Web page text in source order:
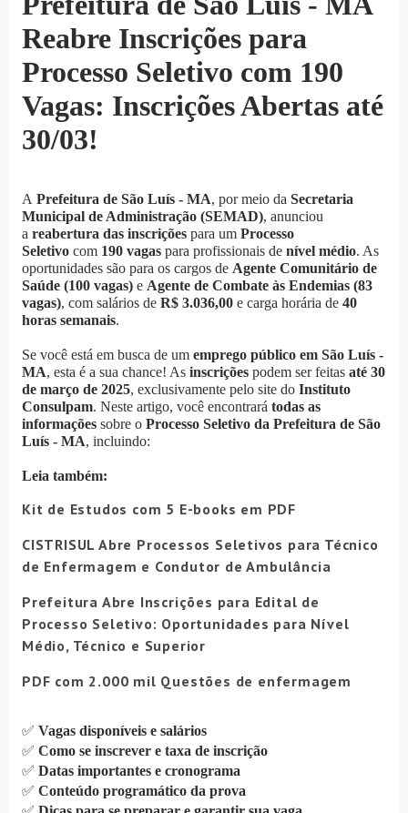
Reabre Inscrições para
Processo Seletivo com 190
Vagas: Inscrições Abertas até
30/03!
A Prefeitura de São Luís - MA, por meio da Secretaria
Municipal de Administração (SEMAD), anunciou
a reabertura das inscriçõespara um Processo
Seletivocom 190 vagaspara profissionais de nível médio. As
oportunidades são para os cargos de Agente Comunitário de
Saúde (100 vagas)e Agente de Combate às Endemias (83
vagas), com salários de R$ 3.036,00e carga horária de 40
horas semanais.
Se você está em busca de um emprego público em São Luís -
MA, esta é a sua chance! As inscriçõespodem ser feitas até 30
de março de 2025, exclusivamente pelo site do Instituto
Consulpam. Neste artigo, você encontrará todas as
informaçõessobre o Processo Seletivo da Prefeitura de São
Luís - MA, incluindo:
Leia também:
Kit de Estudos com 5 E-books em PDF
CISTRISUL Abre Processos Seletivos para Técnico
de Enfermagem e Condutor de Ambulância
Prefeitura Abre Inscrições para Edital de
Processo Seletivo: Oportunidades para Nível
Médio, Técnico e Superior
PDF com 2.000 mil Questões de enfermagem
✅ Vagas disponíveis e salários
✅ Como se inscrever e taxa de inscrição
✅ Datas importantes e cronograma
✅ Conteúdo programático da prova